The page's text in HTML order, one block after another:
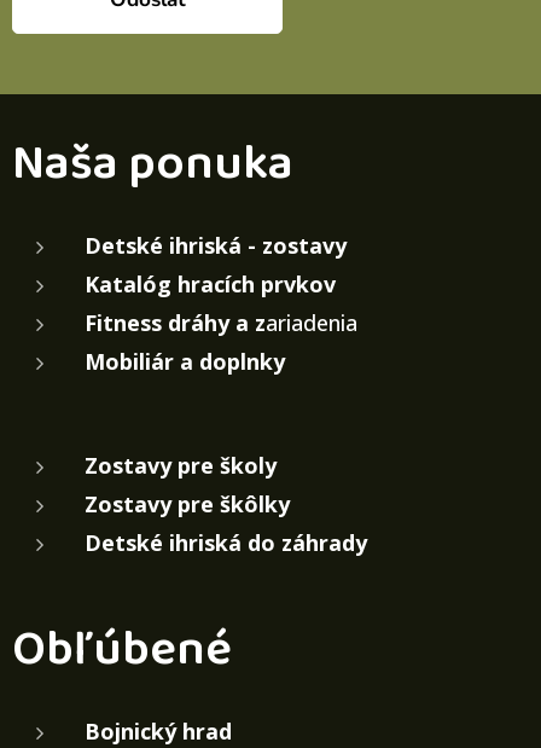
Naša ponuka
Detské ihriská - zostavy
Katalóg hracích prvkov
Fitness dráhy a zariadenia
Mobiliár a doplnky
Zostavy pre školy
Zostavy pre škôlky
Detské ihriská do záhrady
Obľúbené
Bojnický hrad